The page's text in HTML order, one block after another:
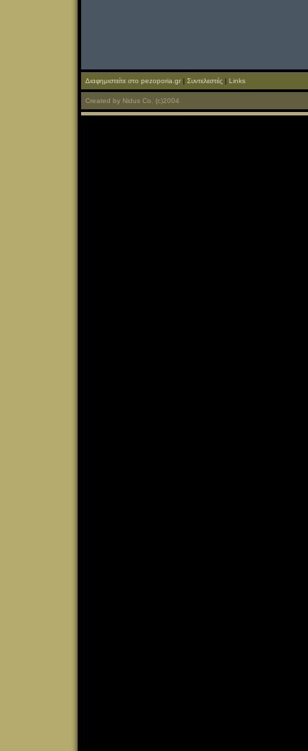
Διαφημιστείτε στο pezoporia.gr | Συντελεστές | Links
Created by Nidus Co. (c)2004